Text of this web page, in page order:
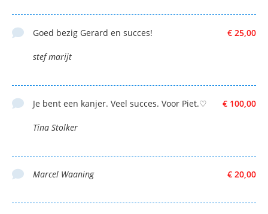
€ 25,00
Goed bezig Gerard en succes!
stef marijt
€ 100,00
Je bent een kanjer. Veel succes. Voor Piet.♡
Tina Stolker
€ 20,00
Marcel Waaning